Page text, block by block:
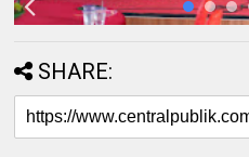
SHARE: